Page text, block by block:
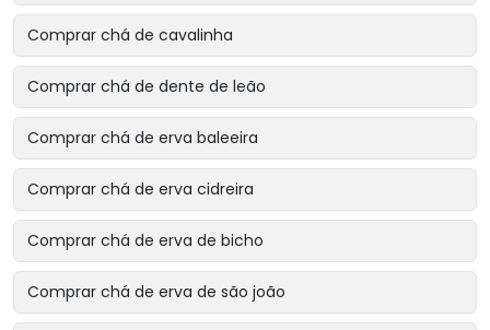
Comprar chá de cavalinha
Comprar chá de dente de leão
Comprar chá de erva baleeira
Comprar chá de erva cidreira
Comprar chá de erva de bicho
Comprar chá de erva de são joão